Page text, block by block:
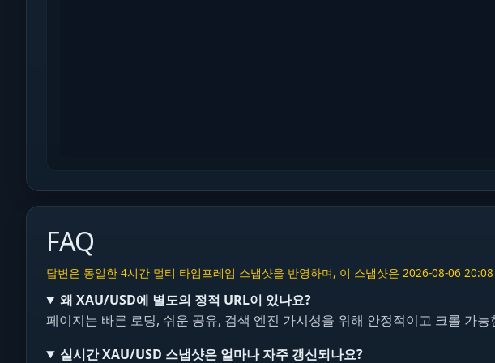
FAQ
답변은 동일한 4시간 멀티 타임프레임 스냅샷을 반영하며, 이 스냅샷은 2026-08-06
왜 XAU/USD에 별도의 정적 URL이 있나요?
페이지는 빠른 로딩, 쉬운 공유, 검색 엔진 가시성을 위해 안정적이고 크롤 가능
실시간 XAU/USD 스냅샷은 얼마나 자주 갱신되나요?